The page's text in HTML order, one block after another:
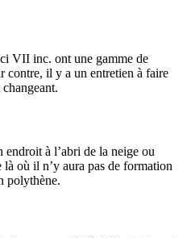
VII inc. ont une gamme de
contre, il y a un entretien à faire
endroit à l’abri de la neige ou
là où il n’y aura pas de formation
polythène.